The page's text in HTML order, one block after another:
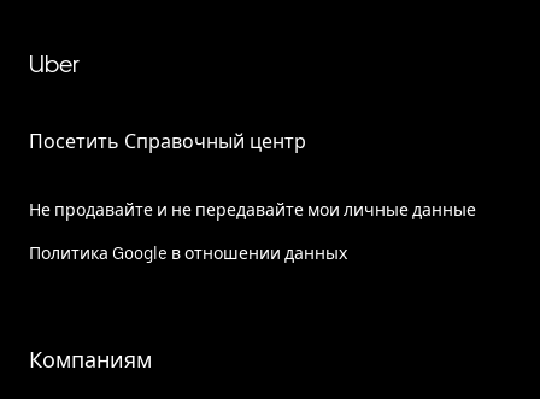
Uber
Посетить Справочный центр
Не продавайте и не передавайте мои личные данные
Политика Google в отношении данных
Компаниям